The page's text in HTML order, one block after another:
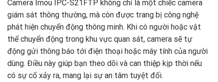
Camera Imou IPC-S21FTP không chỉ là một chiếc camera
giám sát thông thường, mà còn được trang bị công nghệ
phát hiện chuyển động thông minh. Khi có người hoặc vật
thể chuyển động trong khu vực quan sát, camera sẽ tự
động gửi thông báo tới điện thoại hoặc máy tính của người
dùng. Điều này giúp bạn theo dõi và can thiệp kịp thời nếu
có sự cố xảy ra, mang lại sự an tâm tuyệt đối.